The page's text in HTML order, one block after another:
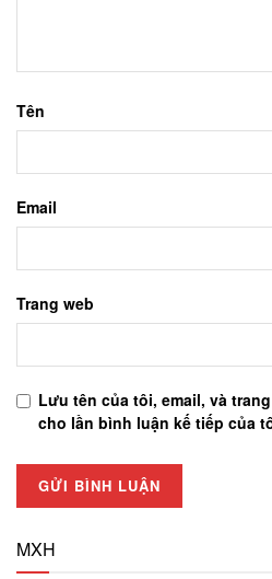
Tên
Email
Trang web
Lưu tên của tôi, email, và
cho lần bình luận kế tiếp của
MXH